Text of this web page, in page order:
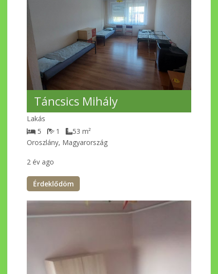
Lakás
Táncsics Mihály
Oroszlány, Magyarország
5 1 53 m²
2 év ago
Érdeklődöm